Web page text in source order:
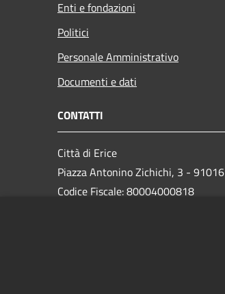
Enti e fondazioni
Politici
Personale Amministrativo
Documenti e dati
CONTATTI
Città di Erice
Piazza Antonino Zichichi, 3 - 91016
Codice Fiscale: 80004000818